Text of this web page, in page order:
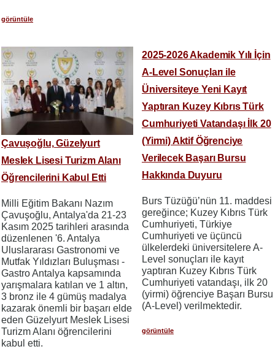
görüntüle
Çavuşoğlu, Güzelyurt
Meslek Lisesi Turizm Alanı
Öğrencilerini Kabul Etti
Milli Eğitim Bakanı Nazım
Çavuşoğlu, Antalya'da 21-23
Kasım 2025 tarihleri arasında
düzenlenen '6. Antalya
Uluslararası Gastronomi ve
Mutfak Yıldızları Buluşması -
Gastro Antalya kapsamında
yarışmalara katılan ve 1 altın,
3 bronz ile 4 gümüş madalya
kazarak önemli bir başarı elde
eden Güzelyurt Meslek Lisesi
Turizm Alanı öğrencilerini
kabul etti.
2025-2026 Akademik Yılı İçin
A-Level Sonuçları ile
Üniversiteye Yeni Kayıt
Yaptıran Kuzey Kıbrıs Türk
Cumhuriyeti Vatandaşı İlk 20
(Yirmi) Aktif Öğrenciye
Verilecek Başarı Bursu
Hakkında Duyuru
Burs Tüzüğü’nün 11. maddesi
gereğince; Kuzey Kıbrıs Türk
Cumhuriyeti, Türkiye
Cumhuriyeti ve üçüncü
ülkelerdeki üniversitelere A-
Level sonuçları ile kayıt
yaptıran Kuzey Kıbrıs Türk
Cumhuriyeti vatandaşı, ilk 20
(yirmi) öğrenciye Başarı Bursu
(A-Level) verilmektedir.
görüntüle